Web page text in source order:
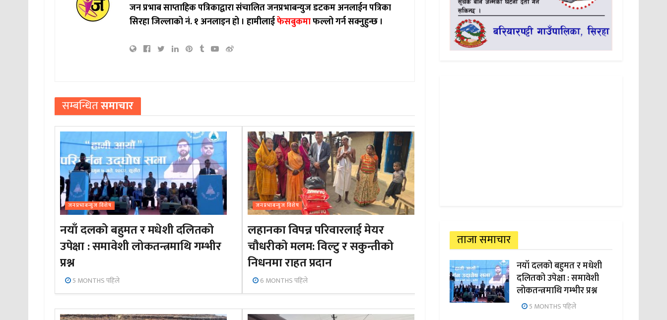
जन प्रभाब साप्ताहिक पत्रिकाद्वारा संचालित जनप्रभाबन्युज डटकम अनलाईन पत्रिका
सिरहा जिल्लाको नं. १ अनलाइन हो ।हामीलाईफेसबुकमाफल्लो गर्न सक्नुहुन्छ ।
सम्बन्धितसमाचार
जनप्रभाबन्युज विशेष
नयाँ दलको बहुमत र मधेशी दलितको
उपेक्षा : समावेशी लोकतन्त्रमाथि गम्भीर
प्रश्न
5 MONTHS पहिले
जनप्रभाबन्युज विशेष
लहानका विपन्न परिवारलाई मेयर
चौधरीको मलम: विल्टु र सकुन्तीको
निधनमा राहत प्रदान
6 MONTHS पहिले
ताजा समाचार
नयाँ दलको बहुमत र मधेशी
दलितको उपेक्षा : समावेशी
लोकतन्त्रमाथि गम्भीर प्रश्न
5 MONTHS पहिले